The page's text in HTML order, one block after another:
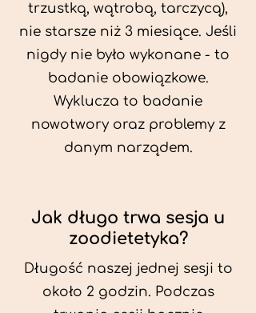
trzustką, wątrobą, tarczycą),
nie starsze niż 3 miesiące. Jeśli
nigdy nie było wykonane - to
badanie obowiązkowe.
Wyklucza to badanie
nowotwory oraz problemy z
danym narządem.
Jak długo trwa sesja u
zoodietetyka?
Długość naszej jednej sesji to
około 2 godzin. Podczas